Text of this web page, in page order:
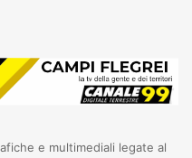
e multimediali legate al